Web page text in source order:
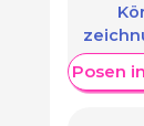
Weitere Posen